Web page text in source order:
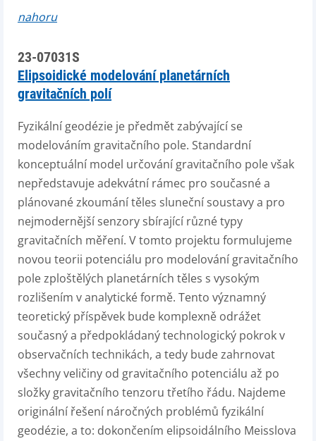
nahoru
23-07031S
Elipsoidické modelování planetárních
gravitačních polí
Fyzikální geodézie je předmět zabývající se
modelováním gravitačního pole. Standardní
konceptuální model určování gravitačního pole však
nepředstavuje adekvátní rámec pro současné a
plánované zkoumání těles sluneční soustavy a pro
nejmodernější senzory sbírající různé typy
gravitačních měření. V tomto projektu formulujeme
novou teorii potenciálu pro modelování gravitačního
pole zploštělých planetárních těles s vysokým
rozlišením v analytické formě. Tento významný
teoretický příspěvek bude komplexně odrážet
současný a předpokládaný technologický pokrok v
observačních technikách, a tedy bude zahrnovat
všechny veličiny od gravitačního potenciálu až po
složky gravitačního tenzoru třetího řádu. Najdeme
originální řešení náročných problémů fyzikální
geodézie, a to: dokončením elipsoidálního Meisslova